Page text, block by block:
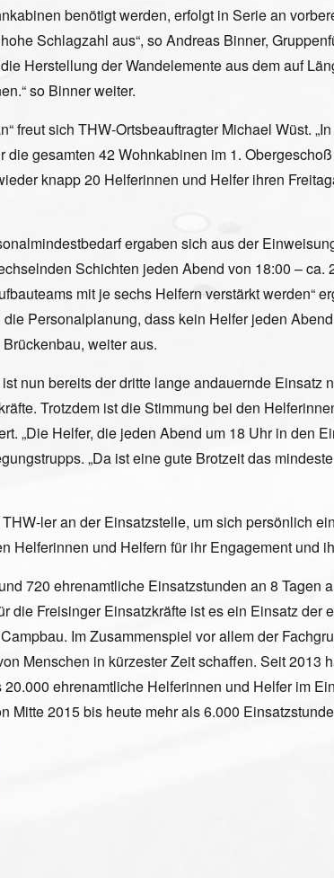
benötigt werden, erfolgt in Serie an
Schlagzahl aus“, so Andreas Binner,
Herstellung der Wandelemente aus dem auf
so Binner weiter.
freut sich THW-Ortsbeauftragter Michael Wüst.
gesamten 42 Wohnkabinen im 1.
knapp 20 Helferinnen und Helfer ihren
ergaben sich aus der
Schichten jeden Abend von 18:00 – ca.
mit je sechs Helfern verstärkt werden“
Personalplanung, dass kein Helfer jeden
weiter aus.
nun bereits der dritte lange andauernde
Trotzdem ist die Stimmung bei den
„Die Helfer, die jeden Abend um 18 Uhr in den
„Da ist eine gute Brotzeit das
ler an der Einsatzstelle, um sich persönlich
und Helfern für ihr Engagement und
720 ehrenamtliche Einsatzstunden an 8 Tagen
Freisinger Einsatzkräfte ist es ein Einsatz der
Im Zusammenspiel vor allem der
Menschen in kürzester Zeit schaffen. Seit
ehrenamtliche Helferinnen und Helfer im
2015 bis heute mehr als 6.000